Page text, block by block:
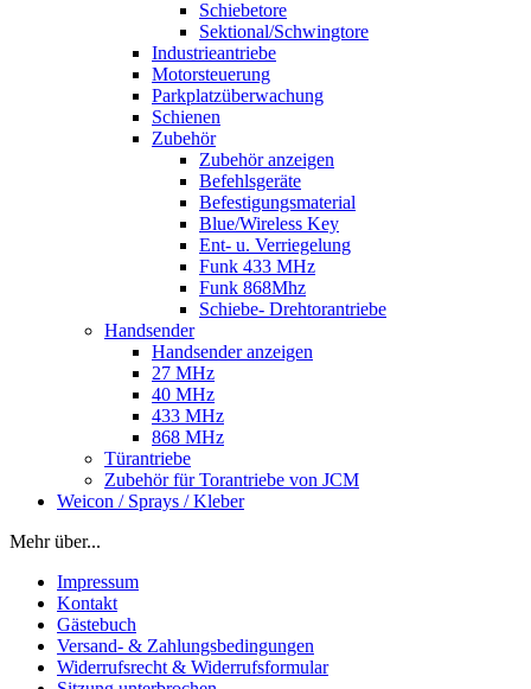
Schiebetore
Sektional/Schwingtore
Industrieantriebe
Motorsteuerung
Parkplatzüberwachung
Schienen
Zubehör
Zubehör anzeigen
Befehlsgeräte
Befestigungsmaterial
Blue/Wireless Key
Ent- u. Verriegelung
Funk 433 MHz
Funk 868Mhz
Schiebe- Drehtorantriebe
Handsender
Handsender anzeigen
27 MHz
40 MHz
433 MHz
868 MHz
Türantriebe
Zubehör für Torantriebe von JCM
Weicon / Sprays / Kleber
Mehr über...
Impressum
Kontakt
Gästebuch
Versand- & Zahlungsbedingungen
Widerrufsrecht & Widerrufsformular